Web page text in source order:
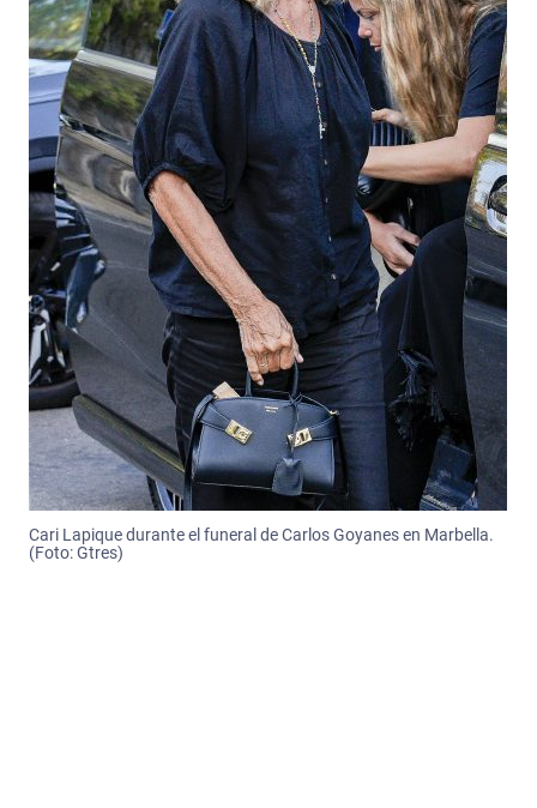
Cari Lapique durante el funeral de Carlos Goyanes en Marbella.
(Foto: Gtres)